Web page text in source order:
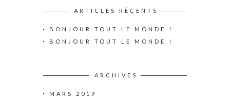
ARTICLES RÉCENTS
BONJOUR TOUT LE MONDE !
BONJOUR TOUT LE MONDE !
ARCHIVES
MARS 2019